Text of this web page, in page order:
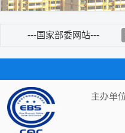
---国家部委网站---
主办单